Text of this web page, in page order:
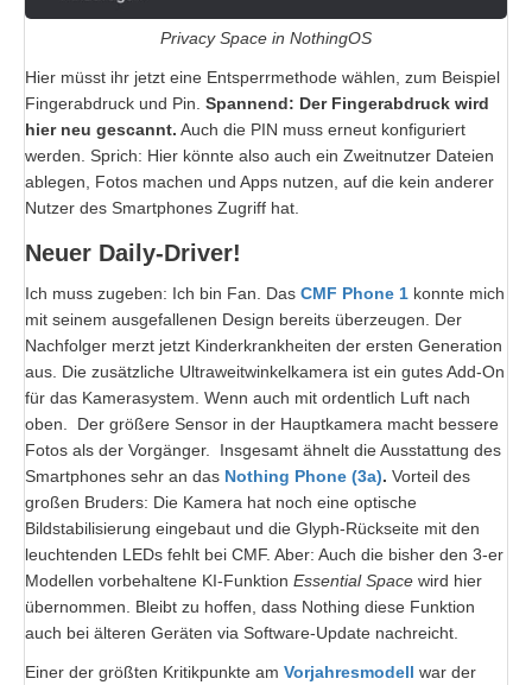
Privacy Space in NothingOS
Hier müsst ihr jetzt eine Entsperrmethode wählen, zum Beispiel
Fingerabdruck und Pin. Spannend: Der Fingerabdruck wird
hier neu gescannt. Auch die PIN muss erneut konfiguriert
werden. Sprich: Hier könnte also auch ein Zweitnutzer Dateien
ablegen, Fotos machen und Apps nutzen, auf die kein anderer
Nutzer des Smartphones Zugriff hat.
Neuer Daily-Driver!
Ich muss zugeben: Ich bin Fan. Das CMF Phone 1 konnte mich
mit seinem ausgefallenen Design bereits überzeugen. Der
Nachfolger merzt jetzt Kinderkrankheiten der ersten Generation
aus. Die zusätzliche Ultraweitwinkelkamera ist ein gutes Add-On
für das Kamerasystem. Wenn auch mit ordentlich Luft nach
oben. Der größere Sensor in der Hauptkamera macht bessere
Fotos als der Vorgänger. Insgesamt ähnelt die Ausstattung des
Smartphones sehr an das Nothing Phone (3a). Vorteil des
großen Bruders: Die Kamera hat noch eine optische
Bildstabilisierung eingebaut und die Glyph-Rückseite mit den
leuchtenden LEDs fehlt bei CMF. Aber: Auch die bisher den 3-er
Modellen vorbehaltene KI-Funktion Essential Space wird hier
übernommen. Bleibt zu hoffen, dass Nothing diese Funktion
auch bei älteren Geräten via Software-Update nachreicht.
Einer der größten Kritikpunkte am Vorjahresmodell war der